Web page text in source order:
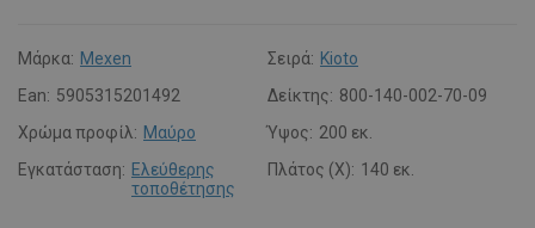
Μάρκα: Mexen Σειρά: Kioto
Ean: 5905315201492 Δείκτης: 800-140-002-70-09
Χρώμα προφίλ: Μαύρο Ύψος: 200 εκ.
Εγκατάσταση: Ελεύθερης
τοποθέτησης
Πλάτος (X): 140 εκ.